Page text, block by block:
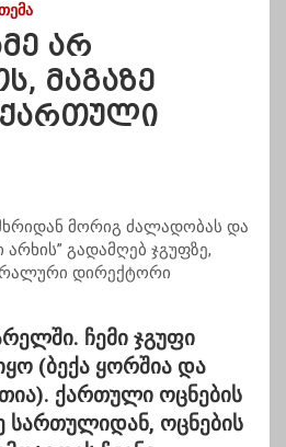
არ
მაგაზე
მორიგ ძალადობას და
არხის” გადამღებ ჯგუფზე,
დირექტორი
ჩემი ჯგუფი
(ბექა ყორშია და
ქართული ოცნების
სართულიდან, ოცნების